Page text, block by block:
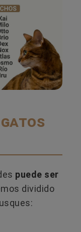
puede ser
dividido